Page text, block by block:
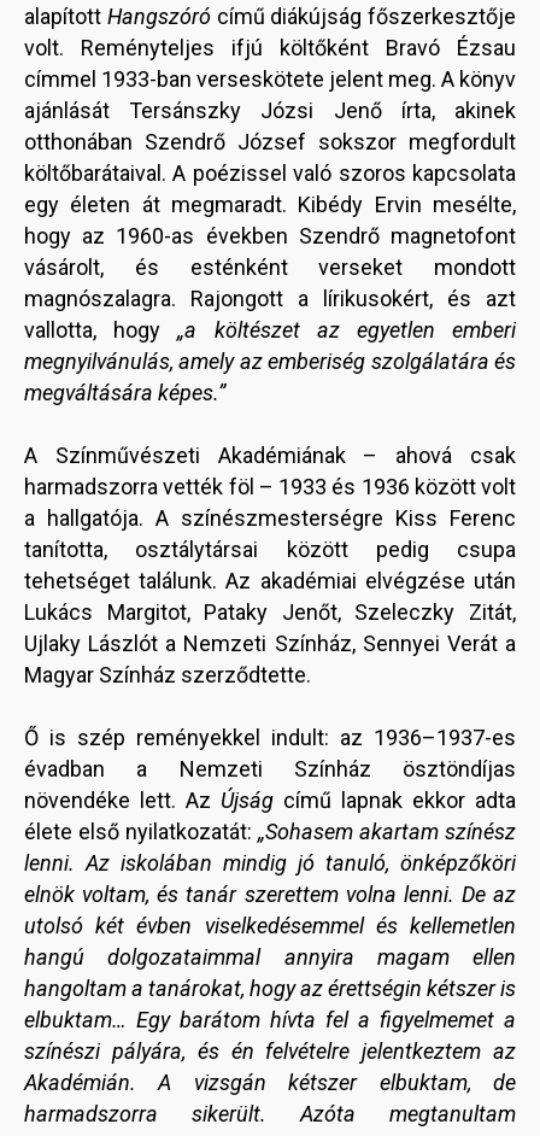
alapított Hangszórócímű diákújság főszerkesztője
volt. Reményteljes ifjú költőként Bravó Ézsau
címmel 1933-ban verseskötete jelent meg. A könyv
ajánlását Tersánszky Józsi Jenő írta, akinek
otthonában Szendrő József sokszor megfordult
költőbarátaival. A poézissel való szoros kapcsolata
egy életen át megmaradt. Kibédy Ervin mesélte,
hogy az 1960-as években Szendrő magnetofont
vásárolt, és esténként verseket mondott
magnószalagra. Rajongott a lírikusokért, és azt
vallotta, hogy„a költészet az egyetlen emberi
megnyilvánulás, amely az emberiség szolgálatára és
megváltására képes.”
A Színművészeti Akadémiának – ahová csak
harmadszorra vették föl – 1933 és 1936 között volt
a hallgatója. A színészmesterségre Kiss Ferenc
tanította, osztálytársai között pedig csupa
tehetséget találunk. Az akadémiai elvégzése után
Lukács Margitot, Pataky Jenőt, Szeleczky Zitát,
Ujlaky Lászlót a Nemzeti Színház, Sennyei Verát a
Magyar Színház szerződtette.
Ő is szép reményekkel indult: az 1936–1937-es
évadban a Nemzeti Színház ösztöndíjas
növendéke lett. Az Újság című lapnak ekkor adta
élete első nyilatkozatát: „Sohasem akartam színész
lenni. Az iskolában mindig jó tanuló, önképzőköri
elnök voltam, és tanár szerettem volna lenni. De az
utolsó két évben viselkedésemmel és kellemetlen
hangú dolgozataimmal annyira magam ellen
hangoltam a tanárokat, hogy az érettségin kétszer is
elbuktam… Egy barátom hívta fel a figyelmemet a
színészi pályára, és én felvételre jelentkeztem az
Akadémián. A vizsgán kétszer elbuktam, de
harmadszorra sikerült. Azóta megtanultam